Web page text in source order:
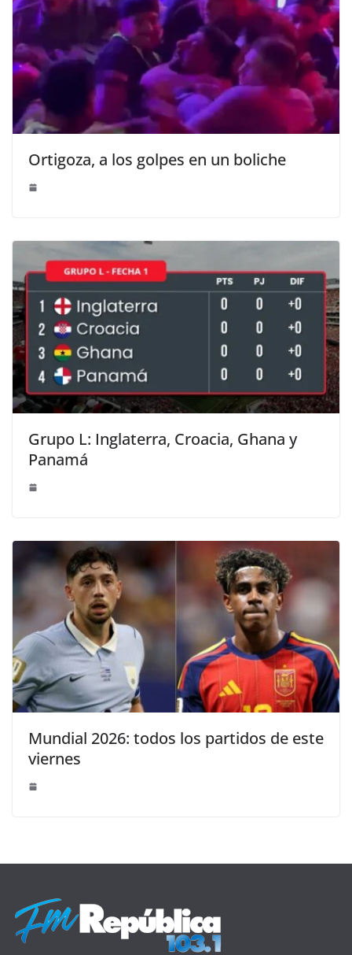
Ortigoza, a los golpes en un boliche
Grupo L: Inglaterra, Croacia, Ghana y
Panamá
Mundial 2026: todos los partidos de este
viernes